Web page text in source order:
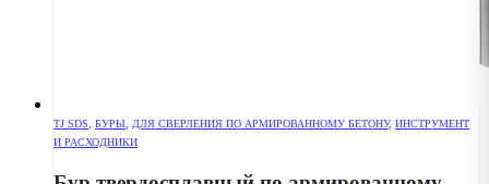
TJ SDS БУРЫ ДЛЯ СВЕРЛЕНИЯ ПО АРМИРОВАННОМУ БЕТОНУ, ИНСТРУМЕНТ
И РАСХОДНИКИ